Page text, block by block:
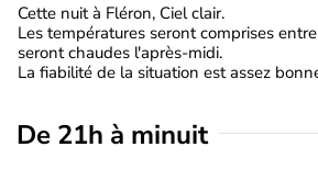
Cette nuit à Fléron, Ciel clair.
Les températures seront comprises
seront chaudes l'après-midi.
La fiabilité de la situation est assez
De 21h à minuit